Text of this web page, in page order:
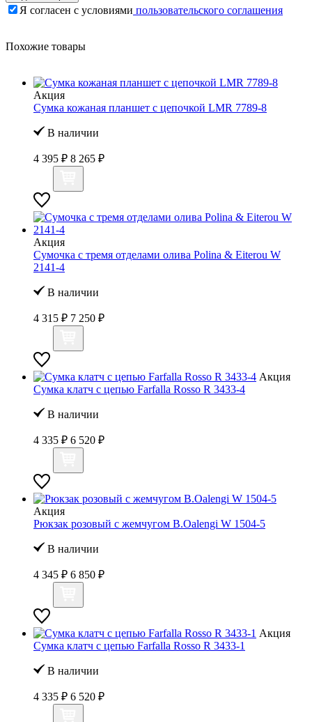
Я согласен с условиями пользовательского соглашения
Похожие товары
Акция
Сумка кожаная планшет с цепочкой LMR 7789-8
В наличии
4 395 ₽ 8 265 ₽
Акция
Сумочка с тремя отделами олива Polina & Eiterou W
2141-4
В наличии
4 315 ₽ 7 250 ₽
Акция
Сумка клатч с цепью Farfalla Rosso R 3433-4
В наличии
4 335 ₽ 6 520 ₽
Акция
Рюкзак розовый с жемчугом B.Oalengi W 1504-5
В наличии
4 345 ₽ 6 850 ₽
Акция
Сумка клатч с цепью Farfalla Rosso R 3433-1
В наличии
4 335 ₽ 6 520 ₽